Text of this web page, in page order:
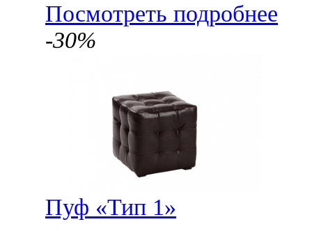
Посмотреть подробнее
-30%
Пуф «Тип 1»